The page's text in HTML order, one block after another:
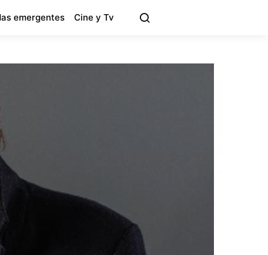
emergentes Cine y Tv